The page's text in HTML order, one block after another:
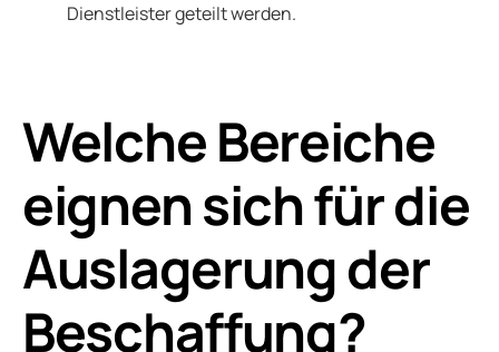
Dienstleister geteilt werden.
Welche Bereiche
eignen sich für die
Auslagerung der
Beschaffung?